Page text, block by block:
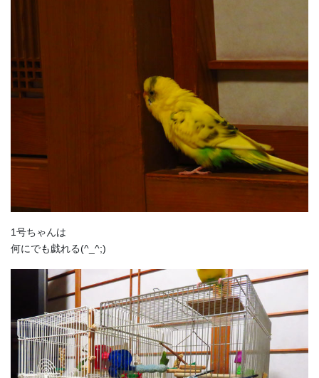
1号ちゃんは
何にでも戯れる(^_^;)